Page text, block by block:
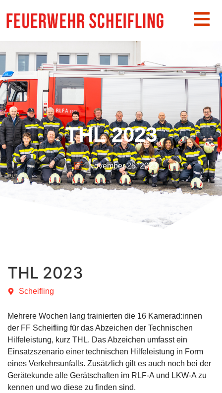
THL 2023
November 25, 2023
THL 2023
Scheifling
Mehrere Wochen lang trainierten die 16 Kamerad:innen
der FF Scheifling für das Abzeichen der Technischen
Hilfeleistung, kurz THL. Das Abzeichen umfasst ein
Einsatzszenario einer technischen Hilfeleistung in Form
eines Verkehrsunfalls. Zusätzlich gilt es auch noch bei der
Gerätekunde alle Gerätschaften im RLF-A und LKW-A zu
kennen und wo diese zu finden sind.